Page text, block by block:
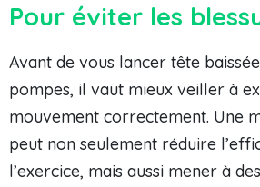
Pour éviter les
Avant de vous lancer tête
pompes, il vaut mieux veiller à
mouvement correctement. Une
peut non seulement réduire
l’exercice, mais aussi mener à